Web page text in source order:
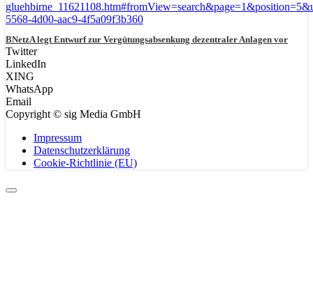
BNetzA legt Entwurf zur Vergütungsabsenkung dezentraler Anlagen vor
Twitter
LinkedIn
XING
WhatsApp
Email
Copyright © sig Media GmbH
Impressum
Datenschutzerklärung
Cookie-Richtlinie (EU)